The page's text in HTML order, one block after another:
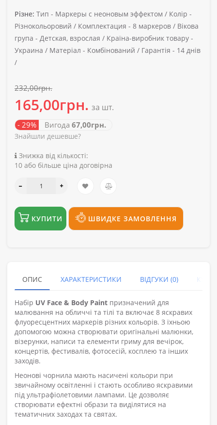
Різне: Тип - Маркеры с неоновым эффектом / Колір -
Різнокольоровий / Комплектация - 8 маркеров / Вікова
група - Детская, взрослая / Країна-виробник товару -
Украина / Матеріал - Комбінований / Гарантія - 14 днів
/
232,00грн.
165,00грн. за шт.
- 29% Вигода 67,00грн.
Знайшли дешевше?
Знижка від кількості:
10 або більше ціна договірна
КУПИТИ ШВИДКЕ ЗАМОВЛЕННЯ
ОПИС ХАРАКТЕРИСТИКИ ВІДГУКИ (0)
Набір UV Face & Body Paint призначений для
малювання на обличчі та тілі та включає 8 яскравих
флуоресцентних маркерів різних кольорів. З їхньою
допомогою можна створювати оригінальні малюнки,
візерунки, написи та елементи гриму для вечірок,
концертів, фестивалів, фотосесій, косплею та інших
заходів.
Неонові чорнила мають насичені кольори при
звичайному освітленні і стають особливо яскравими
під ультрафіолетовими лампами. Це дозволяє
створювати ефектні образи та виділятися на
тематичних заходах та святах.